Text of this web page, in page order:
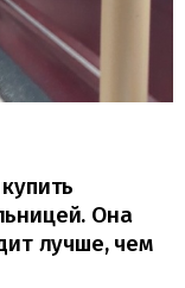
Она
лучше, чем